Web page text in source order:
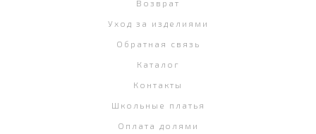
Возврат
Уход за изделиями
Обратная связь
Каталог
Контакты
Школьные платья
Оплата долями